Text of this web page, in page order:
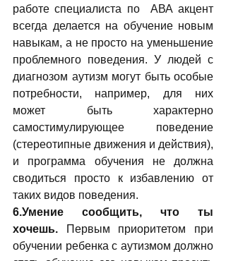
работе специалиста по  АВА акцент
всегда делается на обучение новым
навыкам, а не просто на уменьшение
проблемного поведения. У людей с
диагнозом аутизм могут быть особые
потребности, например, для них
может быть характерно
самостимулирующее поведение
(стереотипные движения и действия),
и программа обучения не должна
сводиться просто к избавлению от
таких видов поведения.
6.Умение сообщить, что ты
хочешь.
Первым приоритетом при
обучении ребенка с аутизмом должно